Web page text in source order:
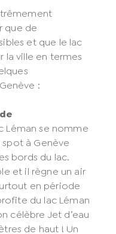
que de
et que le lac
la ville en termes
:
Léman se nomme
spot à Genève
bords du lac.
et il règne un air
en période
du lac Léman
célèbre Jet d’eau
de haut ! Un